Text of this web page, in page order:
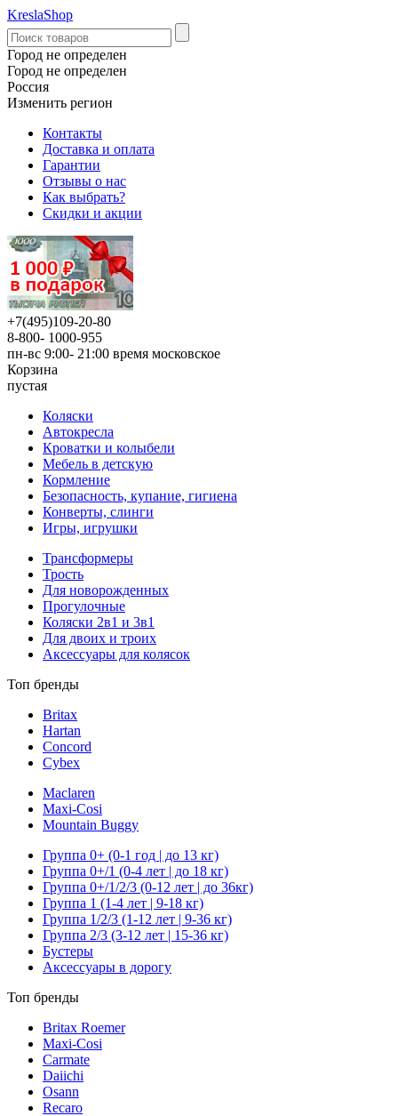
KreslaShop
Город не определен
Город не определен
Россия
Изменить регион
Контакты
Доставка и оплата
Гарантии
Отзывы о нас
Как выбрать?
Скидки и акции
+7(495)109-20-80
8-800- 1000-955
пн-вс 9:00- 21:00 время московское
Корзина
пустая
Коляски
Автокресла
Кроватки и колыбели
Мебель в детскую
Кормление
Безопасность, купание, гигиена
Конверты, слинги
Игры, игрушки
Трансформеры
Трость
Для новорожденных
Прогулочные
Коляски 2в1 и 3в1
Для двоих и троих
Аксессуары для колясок
Топ бренды
Britax
Hartan
Concord
Cybex
Maclaren
Maxi-Cosi
Mountain Buggy
Группа 0+ (0-1 год | до 13 кг)
Группа 0+/1 (0-4 лет | до 18 кг)
Группа 0+/1/2/3 (0-12 лет | до 36кг)
Группа 1 (1-4 лет | 9-18 кг)
Группа 1/2/3 (1-12 лет | 9-36 кг)
Группа 2/3 (3-12 лет | 15-36 кг)
Бустеры
Аксессуары в дорогу
Топ бренды
Britax Roemer
Maxi-Cosi
Carmate
Daiichi
Osann
Recaro